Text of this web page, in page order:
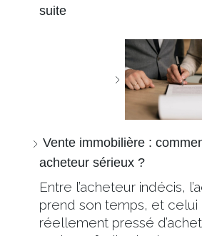
suite
Vente immobilière :
acheteur sérieux ?
Entre l’acheteur indécis,
prend son temps, et celui
réellement pressé